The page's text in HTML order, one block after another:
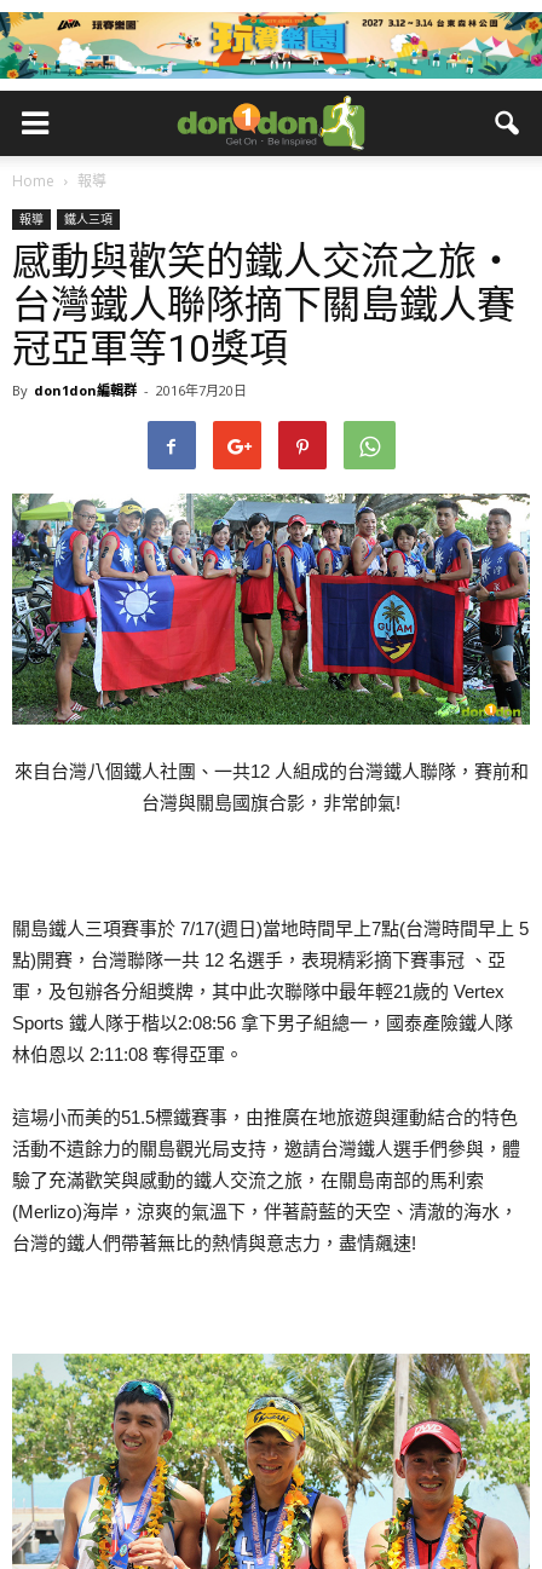
Home 報導
報導 鐵人三項
感動與歡笑的鐵人交流之旅・
台灣鐵人聯隊摘下關島鐵人賽
冠亞軍等10獎項
By don1don編輯群 - 2016年7月20日
來自台灣八個鐵人社團、一共12 人組成的台灣鐵人聯隊，賽前和
台灣與關島國旗合影，非常帥氣!
關島鐵人三項賽事於 7/17(週日)當地時間早上7點(台灣時間早上 5
點)開賽，台灣聯隊一共 12 名選手，表現精彩摘下賽事冠 、亞
軍，及包辦各分組獎牌，其中此次聯隊中最年輕21歲的 Vertex
Sports 鐵人隊于楷以2:08:56 拿下男子組總一，國泰產險鐵人隊
林伯恩以 2:11:08 奪得亞軍。
這場小而美的51.5標鐵賽事，由推廣在地旅遊與運動結合的特色
活動不遺餘力的關島觀光局支持，邀請台灣鐵人選手們參與，體
驗了充滿歡笑與感動的鐵人交流之旅，在關島南部的馬利索
(Merlizo)海岸，涼爽的氣溫下，伴著蔚藍的天空、清澈的海水，
台灣的鐵人們帶著無比的熱情與意志力，盡情飆速!